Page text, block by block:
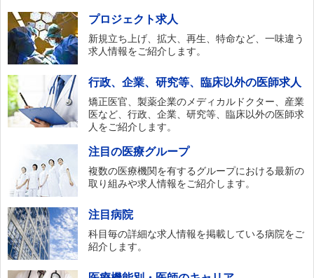
プロジェクト求人
新規立ち上げ、拡大、再生、特命など、一味違う
求人情報をご紹介します。
行政、企業、研究等、臨床以外の医師求人
矯正医官、製薬企業のメディカルドクター、産業
医など、行政、企業、研究等、臨床以外の医師求
人をご紹介します。
注目の医療グループ
複数の医療機関を有するグループにおける最新の
取り組みや求人情報をご紹介します。
注目病院
科目毎の詳細な求人情報を掲載している病院をご
紹介します。